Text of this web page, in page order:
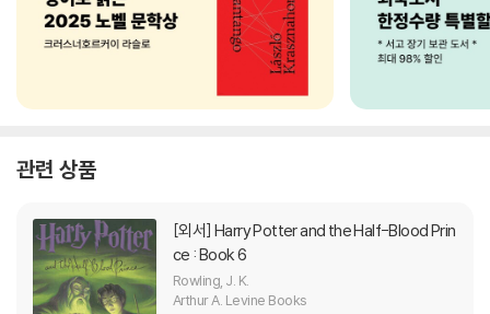
관련 상품
[외서]
ce : Book 6
Rowling, J. K.
Arthur A. Levine Books